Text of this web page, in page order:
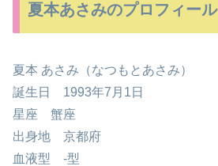
夏本あさみのプロフィール
夏本 あさみ（なつもとあさみ）
誕生日 1993年7月1日
星座 蟹座
出身地 京都府
血液型 -型